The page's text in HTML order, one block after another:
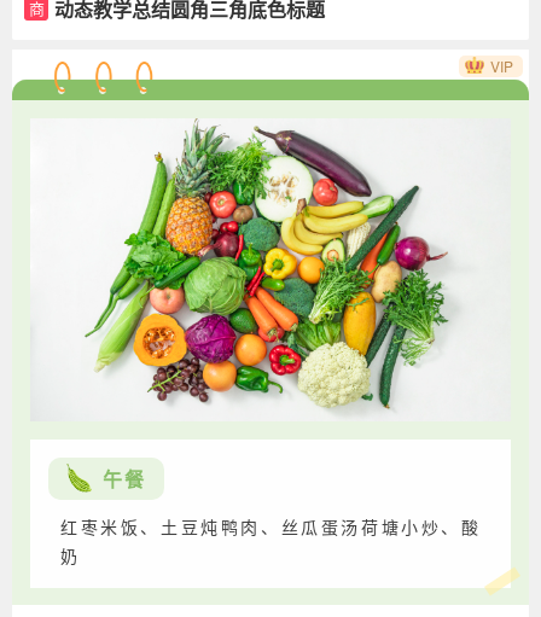
商 动态教学总结圆角三角底色标题
午餐
红枣米饭、土豆炖鸭肉、丝瓜蛋汤荷塘小炒、酸
奶
VIP